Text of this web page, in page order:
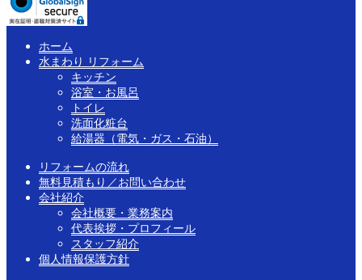
ホーム
水まわり リフォーム
キッチン
浴室・お風呂
トイレ
洗面化粧台
給湯器（電気・ガス・石油）
リフォームの流れ
無料見積もり／お問い合わせ
会社紹介
会社概要・業務案内
代表挨拶・プロフィール
スタッフ紹介
個人情報保護方針